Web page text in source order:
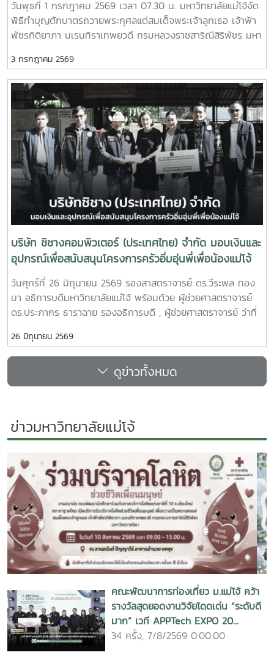
แนวทางดังกล่าวมีส่วนสำคัญในการ เสริมพลังแก่เกษตรกรและ
ชุมชนกลุ่มชาติพันธุ์ให้สามารถพัฒนาวิถีการดำรงชีวิตและสร้าง
รายได้อย่างยั่งยืน บนพื้นฐานของอัตลักษณ์และศักยภาพของท้อง
ถิ่น การมีส่วนร่วม ความเป็นเจ้าของ และศักดิ์ศรีของชุมชน
สะท้อนถึงการเชื่อมโยงองค์ความรู้จากมหาวิทยาลัยสู่การพัฒนา
พื้นที่จริง และการสร้างผลกระทบเชิงบวกแก่สังคมอย่างเป็นรูป
ธรรมเกียรติประวัติแห่งความเป็นผู้นำทางการศึกษาและความร่วม
มือระหว่างประเทศ ตลอดเส้นทางการทำงานด้านวิชาการและการ
บริหาร รองศาสตราจารย์ ดร.วีระพล ทองมา ได้รับการยอมรับ
จากองค์กรและเครือข่ายทางการศึกษาทั้งในประเทศไทยและต่าง
ประเทศอย่างต่อเนื่อง โดยเฉพาะด้าน ภาวะผู้นำทางการศึกษา การ
พัฒนาสถาบันอุดมศึกษา และการสร้างเครือข่ายความร่วมมือ
ระหว่างประเทศในปี ค.ศ. 2019 ท่านได้รับรางวัล 2019
Outstanding UPLB Alumnus Award และ 2019 College
Distinguished Alumnus for Educational Leadership
Award ในโอกาสการเฉลิมฉลอง 101st UPLB Loyalty Day เมื่อ
วันที่ 9 ตุลาคม 2019 ซึ่งสะท้อนถึงการได้รับการยอมรับจาก
มหาวิทยาลัยที่ท่านสำเร็จการศึกษาในฐานะศิษย์เก่าผู้มีผลงานโดด
เด่น โดยเฉพาะด้านภาวะผู้นำทางการศึกษาต่อมาในปี ค.ศ. 2021
ท่านได้รับ UPLBAA Presidential Award ในงาน 103rd
Loyalty Day and Alumni Awarding Ceremony ซึ่งจัดโดย
University of the Philippines Los Baños และ UPLB
Alumni Association (UPLBAA) เมื่อวันที่ 10 ตุลาคม 2021
ประโยชน์ต่อวงการการศึกษาและเครือข่ายความร่วมมือในปี ค.ศ.
2022 ท่านได้รับรางวัล The 2022 Outstanding Philippine
Philippines Alumni Association Under the Patronage of
His Majesty the King) เพื่อเชิดชูเกียรติในฐานะศิษย์เก่า
ฟิลิปปินส์ผู้มีผลงานโดดเด่นด้านการศึกษาและภาวะผู้นำทาง
วิชาการ รวมถึงบทบาทสำคัญในการส่งเสริมและเชื่อมโยงความ
ร่วมมือระหว่างประเทศ โดยเฉพาะระหว่างสถาบันอุดมศึกษาใน
ภูมิภาคเอเชียตะวันออกเฉียงใต้เกียรติประวัติเหล่านี้สะท้อนถึงเส้น
ทางแห่งความมุ่งมั่นในการนำความรู้และประสบการณ์จากการ
ศึกษาไปพัฒนาสถาบันการศึกษา สังคม และชุมชน ตลอดจนสร้าง
เครือข่ายความร่วมมือทางวิชาการในระดับนานาชาติอย่างต่อเนื่อง
อีกหนึ่งความภาคภูมิใจของมหาวิทยาลัยแม่โจ้และประเทศไทยการ
ได้รับ Outstanding SEARCA Scholarship Alumni (OSSA)
Awards 2026 จึงถือเป็นอีกหนึ่งเกียรติยศสำคัญที่ต่อยอดจาก
การได้รับการยอมรับในระดับนานาชาติของ รศ. ดร.วีระพล ทองมา
และสะท้อนถึงความต่อเนื่องของผลงานด้าน ภาวะผู้นำทางการ
ศึกษา การพัฒนาการเกษตรและชนบท การพัฒนาชุมชน และการ
สร้างความร่วมมือระดับภูมิภาคและนานาชาติรางวัลครั้งนี้มิได้เป็น
วันพุธที่ 1 กรกฎาคม 2569 เวลา 07.30 น. มหาวิทยาลัยแม่โจ้จัด
พิธีทำบุญตักบาตรถวายพระกุศลแด่สมเด็จพระเจ้าลูกเธอ เจ้าฟ้า
พัชรกิติยาภา นเรนทิราเทพยวดี กรมหลวงราชสาริณีสิริพัชร มหา
กรุณาธิคุณ โดยมี รองศาสตราจารย์ ดร.วีระพล ทองมา
อธิการบดีมหาวิทยาลัยแม่โจ้ เป็นประธานในพิธี พร้อมด้วยคณะผู้
บริหาร บุคลากร และนักศึกษา ซึ่งพร้อมใจกันเข้าร่วมพิธีอย่าง
พร้อมเพรียง ณ อาคารแผ่พืชน์ มหาวิทยาลัยแม่โจ้
3 กรกฎาคม 2569
บริษัท ชิชางคอมพิวเตอร์ (ประเทศไทย) จำกัด มอบเงินและ
อุปกรณ์เพื่อสนับสนุนโครงการครัวอิ่มอุ่นพี่เพื่อน้องแม่โจ้
วันศุกร์ที่ 26 มิถุนายน 2569 รองสาสตราจารย์ ดร.วีระพล ทอง
มา อธิการบดีมหาวิทยาลัยแม่โจ้ พร้อมด้วย ผู้ช่วยศาสตราจารย์
ดร.ประภากร ธาราฉาย รองอธิการบดี , ผู้ช่วยศาสตราจารย์ ว่าที่
อำนวยการกองส่งเสริมศิลปวัฒนธรรม หัวหน้างานและบุคลากร
จากกองส่งเสริมศิลปวัฒนธรรมและกองพัฒนานักศึกษา ร่วมรับ
มอบเครื่องใช้ไฟฟ้าและเงินสนับสนุนโครงการครัวอิ่มอุ่น พี่เพื่อ
น้องแม่โจ้ จำนวน115,220บาท จากบริษัทชิชาง (ประเทศไทย)
ใช้ไฟฟ้าและเงินสนับสนุนให้กับโครงการครัวอิ่มอุ่นพี่เพื่อน้องแม่โจ้
ไว้ใช้ทำกิจกรรมในครัวให้น้องๆนักศึกษาไว้ใช้ประกอบอาหารเพื่อลด
ค่าใช้จ่ายให้กับนักศึกษาที่ขาดแคลนทุนทรัพย์ได้มีอาหารรับประทาน
ตลอดการศึกษาจนจบการศึกษาต่อไป
26 มิถุนายน 2569
ดูข่าวทั้งหมด
ข่าวมหาวิทยาลัยแม่โจ้
Previous Next
คณะพัฒนาการท่องเที่ยว ม.แม่โจ้ คว้า
รางวัลสุดยอดงานวิจัยโดดเด่น “ระดับดี
มาก” เวที APPTech EXPO 20...
34 ครั้ง, 7/8/2569 0:00:00